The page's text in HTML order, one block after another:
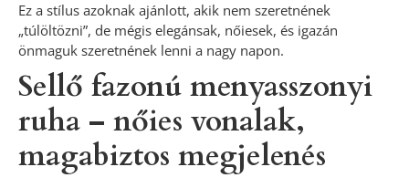
Ez a stílus azoknak ajánlott, akik nem szeretnének
„túlöltözni”, de mégis elegánsak, nőiesek, és igazán
önmaguk szeretnének lenni a nagy napon.
Sellő fazonú menyasszonyi
ruha – nőies vonalak,
magabiztos megjelenés